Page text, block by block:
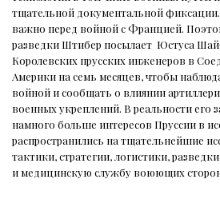
тщательной документальной
важно перед войной с Францией.
разведки Штибер посылает Юстуса
Королевских прусских инженеров в
Америки на семь месяцев, чтобы
войной и сообщать о влиянии
военных укреплений. В реальности его
намного больше интересов Пруссии в
распространились на тщательнейшие
тактики, стратегии, логистики,
и медицинскую службу воюющих